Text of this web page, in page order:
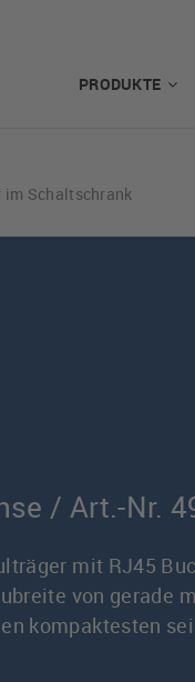
PRODUKTE
im Schaltschrank
/ Art.-Nr.
mit RJ45
von gerade
kompaktesten